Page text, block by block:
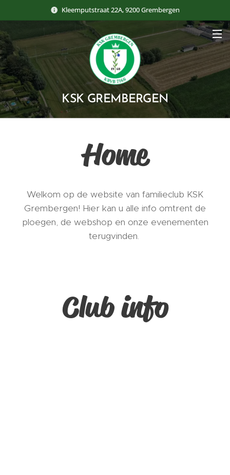
Kleemputstraat 22A, 9200 Grembergen
KSK GREMBERGEN
Home
Welkom op de website van familieclub KSK
Grembergen! Hier kan u alle info omtrent de
ploegen, de webshop en onze evenementen
terugvinden.
Club info